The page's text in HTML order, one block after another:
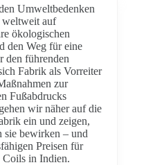
Umweltbedenken
weltweit auf
ökologischen
den Weg für eine
den führenden
Fabrik als Vorreiter
zur
Fußabdrucks
wir näher auf die
ein und zeigen,
sie bewirken – und
Preisen für
Coils in Indien.